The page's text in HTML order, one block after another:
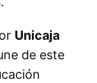
Unicaja
de este